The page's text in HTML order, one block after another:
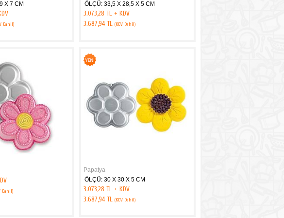
X 7 CM
Dahil)
ÖLÇÜ: 33,5 X 28,5 X 5 CM
3.073,28 TL + KDV
3.687,94 TL (KDV Dahil)
Dahil)
Papatya
ÖLÇÜ: 30 X 30 X 5 CM
3.073,28 TL + KDV
3.687,94 TL (KDV Dahil)